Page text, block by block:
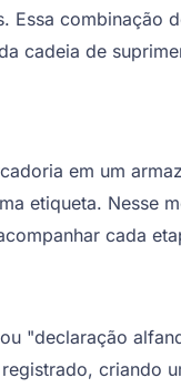
Essa combinação
cadeia de
em um
etiqueta. Nesse
cada
"declaração
criando